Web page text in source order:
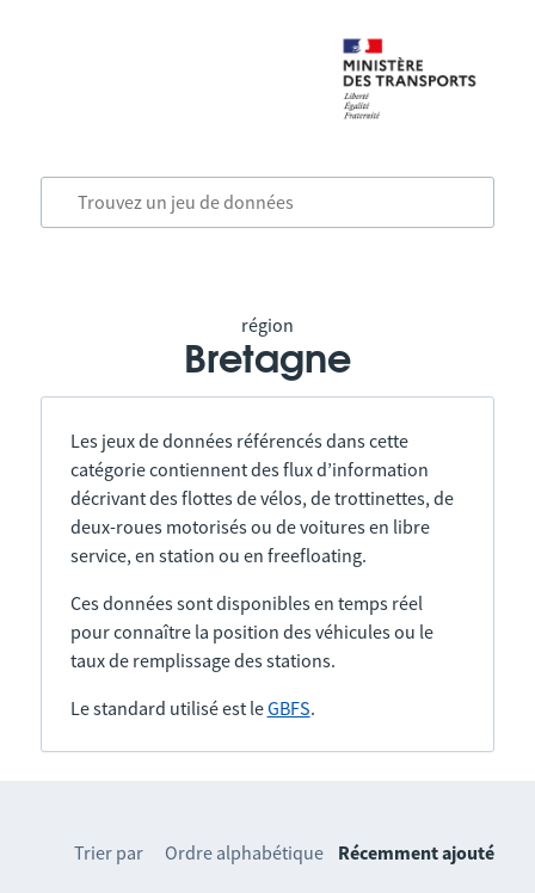
région
Bretagne
Les jeux de données référencés dans cette
catégorie contiennent des flux d’information
décrivant des flottes de vélos, de trottinettes, de
deux-roues motorisés ou de voitures en libre
service, en station ou en freefloating.
Ces données sont disponibles en temps réel
pour connaître la position des véhicules ou le
taux de remplissage des stations.
Le standard utilisé est leGBFS.
Trier par Ordre alphabétique Récemment ajouté